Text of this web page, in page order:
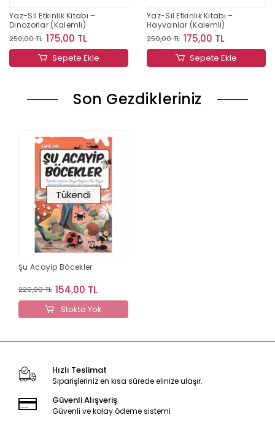
Yaz-Sil Etkinlik Kitabı –
Dinozorlar (Kalemli)
250,00 TL 175,00 TL
Sepete Ekle
Yaz-Sil Etkinlik Kitabı –
Hayvanlar (Kalemli)
250,00 TL 175,00 TL
Sepete Ekle
Son Gezdikleriniz
Tükendi
Şu Acayip Böcekler
220,00 TL 154,00 TL
Stokta Yok
Hızlı Teslimat
Siparişleriniz en kısa sürede elinize ulaşır.
Güvenli Alışveriş
Güvenli ve kolay ödeme sistemi